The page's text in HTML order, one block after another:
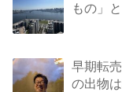
もの」
早期転
の出物